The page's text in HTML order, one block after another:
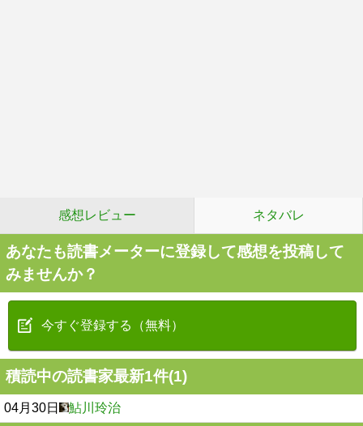
感想レビュー ネタバレ
あなたも読書メーターに登録して感想を投稿して
みませんか？
今すぐ登録する（無料）
積読中の読書家最新1件(1)
04月30日 鮎川玲治